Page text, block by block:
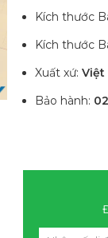
Kích thước
Kích thước
Xuất xứ: Việt
Bảo hành: